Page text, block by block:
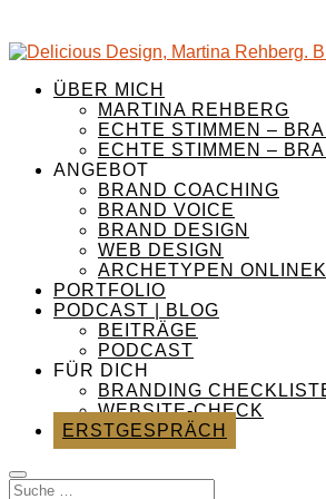
ÜBER MICH
MARTINA REHBERG
ECHTE STIMMEN –
ECHTE STIMMEN –
ANGEBOT
BRAND COACHING
BRAND VOICE
BRAND DESIGN
WEB DESIGN
ARCHETYPEN
PORTFOLIO
PODCAST | BLOG
BEITRÄGE
PODCAST
FÜR DICH
BRANDING
WEBSITE-CHECK
ERSTGESPRÄCH